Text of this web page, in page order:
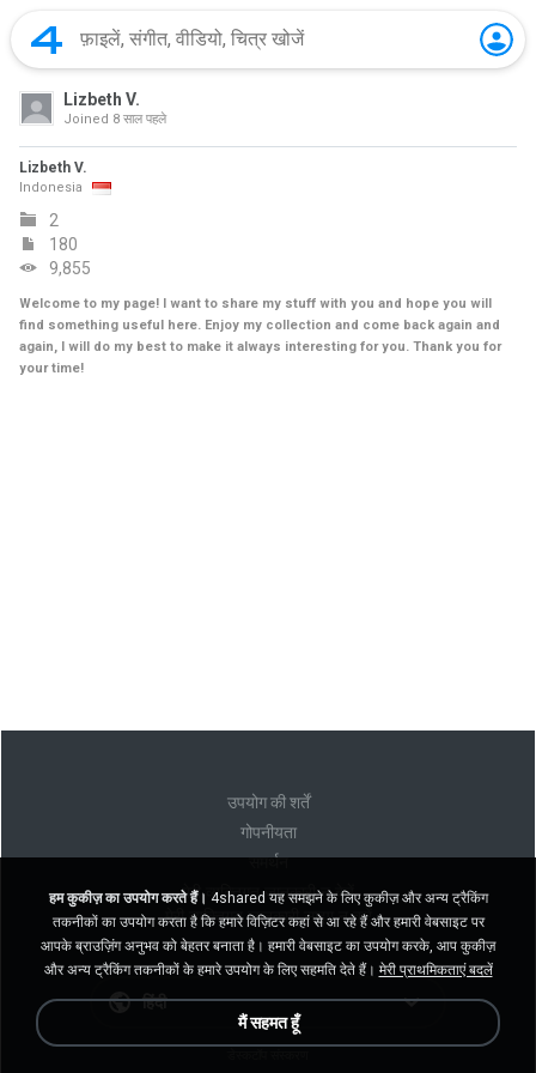
Lizbeth V.
Joined 8 साल पहले
Lizbeth V.
Indonesia
2
180
9,855
Welcome to my page! I want to share my stuff with you and hope you will
find something useful here. Enjoy my collection and come back again and
again, I will do my best to make it always interesting for you. Thank you for
your time!
उपयोग की शर्तें
गोपनीयता
समर्थन
मेरी व्यक्तिगत जानकारी न बेचें
मेरी व्यक्तिगत जानकारी साझा न करें
हिंदी
हम कुकीज़ का उपयोग करते हैं। 4shared यह समझने के लिए कुकीज़ और अन्य ट्रैकिंग
तकनीकों का उपयोग करता है कि हमारे विज़िटर कहां से आ रहे हैं और हमारी वेबसाइट पर
आपके ब्राउज़िंग अनुभव को बेहतर बनाता है। हमारी वेबसाइट का उपयोग करके, आप कुकीज़
और अन्य ट्रैकिंग तकनीकों के हमारे उपयोग के लिए सहमति देते हैं। मेरी प्राथमिकताएं बदलें
मैं सहमत हूँ